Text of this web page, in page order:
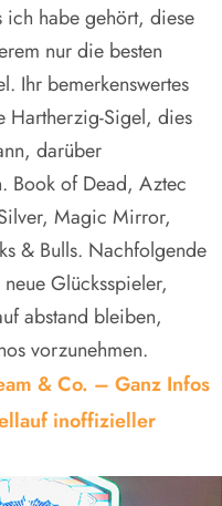
ich habe gehört, diese
nur die besten
Ihr bemerkenswertes
Hartherzig-Sigel, dies
darüber
Book of Dead, Aztec
Magic Mirror,
& Bulls. Nachfolgende
Glücksspieler,
abstand bleiben,
vorzunehmen.
& Co. – Ganz Infos
inoffizieller